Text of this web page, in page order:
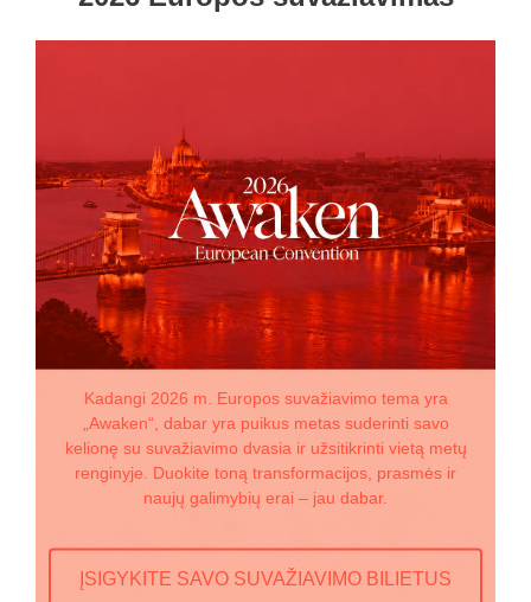
Kadangi 2026 m. Europos suvažiavimo tema yra
„Awaken“, dabar yra puikus metas suderinti savo
kelionę su suvažiavimo dvasia ir užsitikrinti vietą metų
renginyje. Duokite toną transformacijos, prasmės ir
naujų galimybių erai – jau dabar.
ĮSIGYKITE SAVO SUVAŽIAVIMO BILIETUS